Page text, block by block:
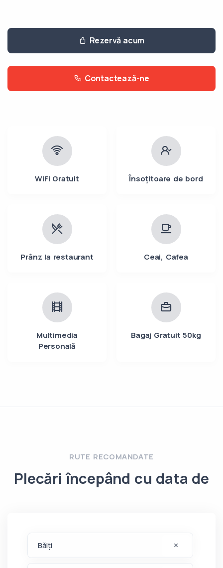
Rezervă acum
Contactează-ne
WiFi Gratuit Însoțitoare de bord
Prânz la restaurant Ceai, Cafea
Multimedia
Personală
Bagaj Gratuit 50kg
RUTE RECOMANDATE
Plecări începând cu data de